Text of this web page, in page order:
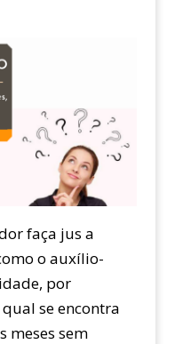
faça jus a
o auxílio-
por
se encontra
meses sem